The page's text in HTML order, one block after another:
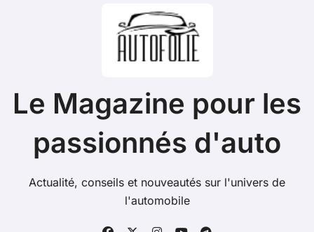
Le Magazine pour les
passionnés d'auto
Actualité, conseils et nouveautés sur l'univers de
l'automobile